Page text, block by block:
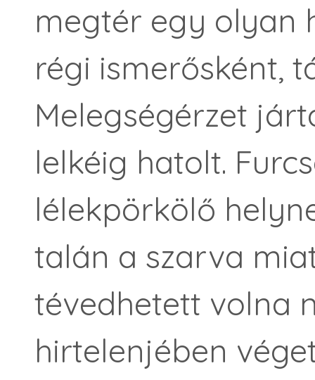
megtér egy olyan
régi ismerősként,
Melegségérzet
lelkéig hatolt.
lélekpörkölő
talán a szarva
tévedhetett volna
hirtelenjében